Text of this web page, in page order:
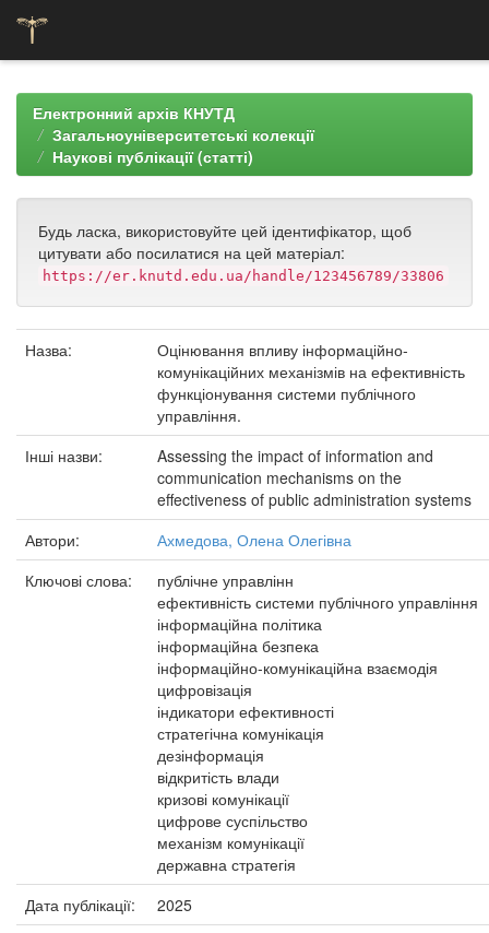
navigationЕлектронний архів КНУТД
Загальноуніверситетські колекції
Наукові публікації (статті)
Будь ласка, використовуйте цей ідентифікатор, щоб
цитувати або посилатися на цей матеріал:
https://er.knutd.edu.ua/handle/123456789/33806
Назва:
Оцінювання впливу інформаційно-
комунікаційних механізмів на ефективність
функціонування системи публічного
управління.
Інші назви:
Assessing the impact of information and
communication mechanisms on the
effectiveness of public administration systems
Автори:
Ахмедова, Олена Олегівна
Ключові слова:
публічне управлінн
ефективність системи публічного управління
інформаційна політика
інформаційна безпека
інформаційно-комунікаційна взаємодія
цифровізація
індикатори ефективності
стратегічна комунікація
дезінформація
відкритість влади
кризові комунікації
цифрове суспільство
механізм комунікації
державна стратегія
Дата публікації:
2025